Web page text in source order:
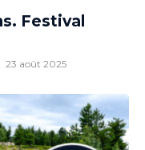
Festival
23 août 2025